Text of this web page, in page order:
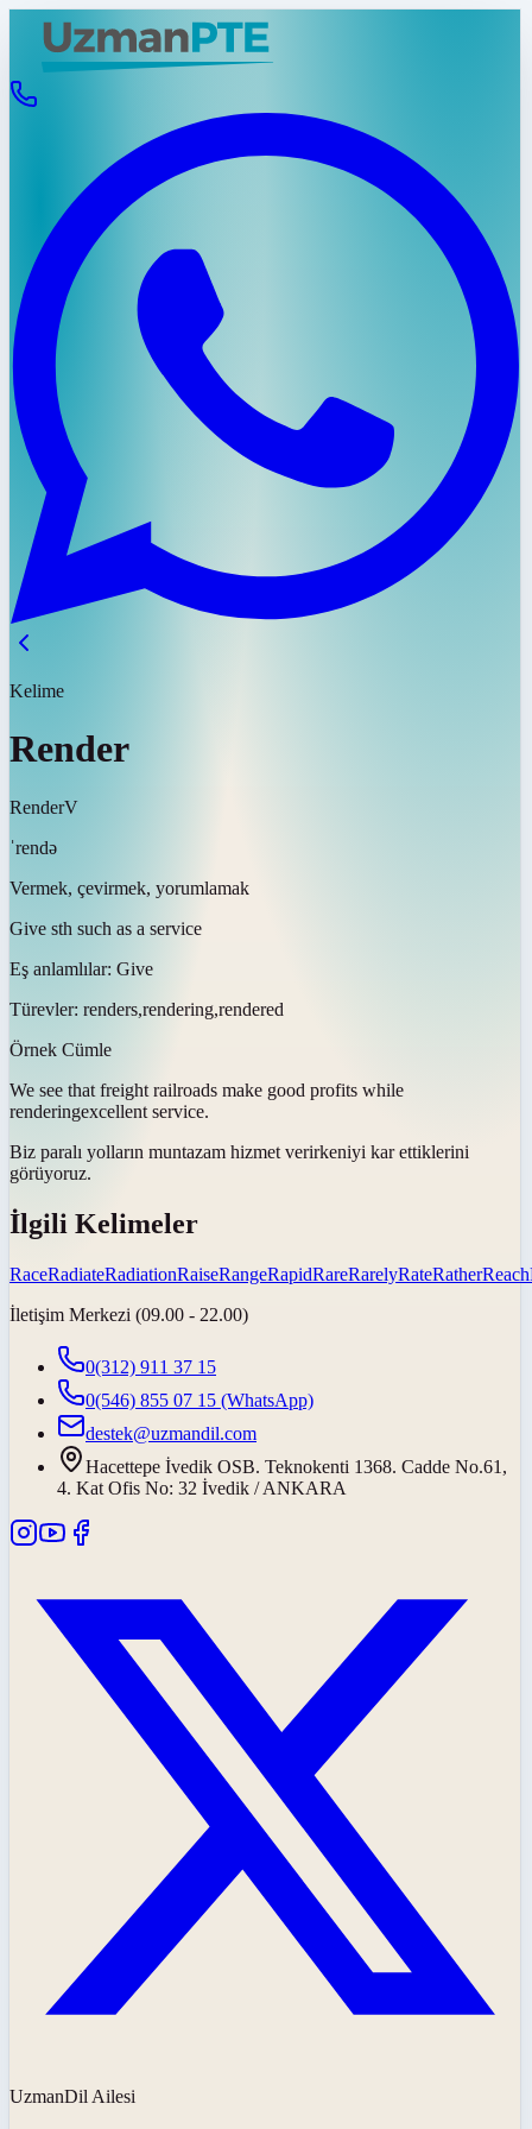
Kelime
Render
RenderV
ˈrendə
Vermek, çevirmek, yorumlamak
Give sth such as a service
Eş anlamlılar: Give
Türevler: renders,rendering,rendered
Örnek Cümle
We see that freight railroads make good profits while
renderingexcellent service.
Biz paralı yolların muntazam hizmet verirkeniyi kar ettiklerini
görüyoruz.
İlgili Kelimeler
RaceRadiateRadiationRaiseRangeRapidRareRarelyRateRatherReach
İletişim Merkezi (09.00 - 22.00)
0(312) 911 37 15
0(546) 855 07 15 (WhatsApp)
destek@uzmandil.com
Hacettepe İvedik OSB. Teknokenti 1368. Cadde No.61,
4. Kat Ofis No: 32 İvedik / ANKARA
UzmanDil Ailesi